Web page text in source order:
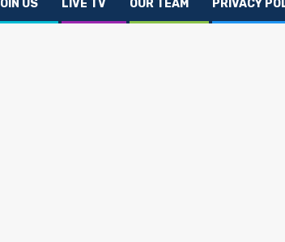
US LIVE TV OUR TEAM PRIVACY